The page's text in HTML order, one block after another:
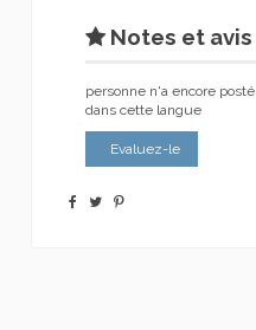
Notes et
personne n'a encore
dans cette langue
Evaluez-le